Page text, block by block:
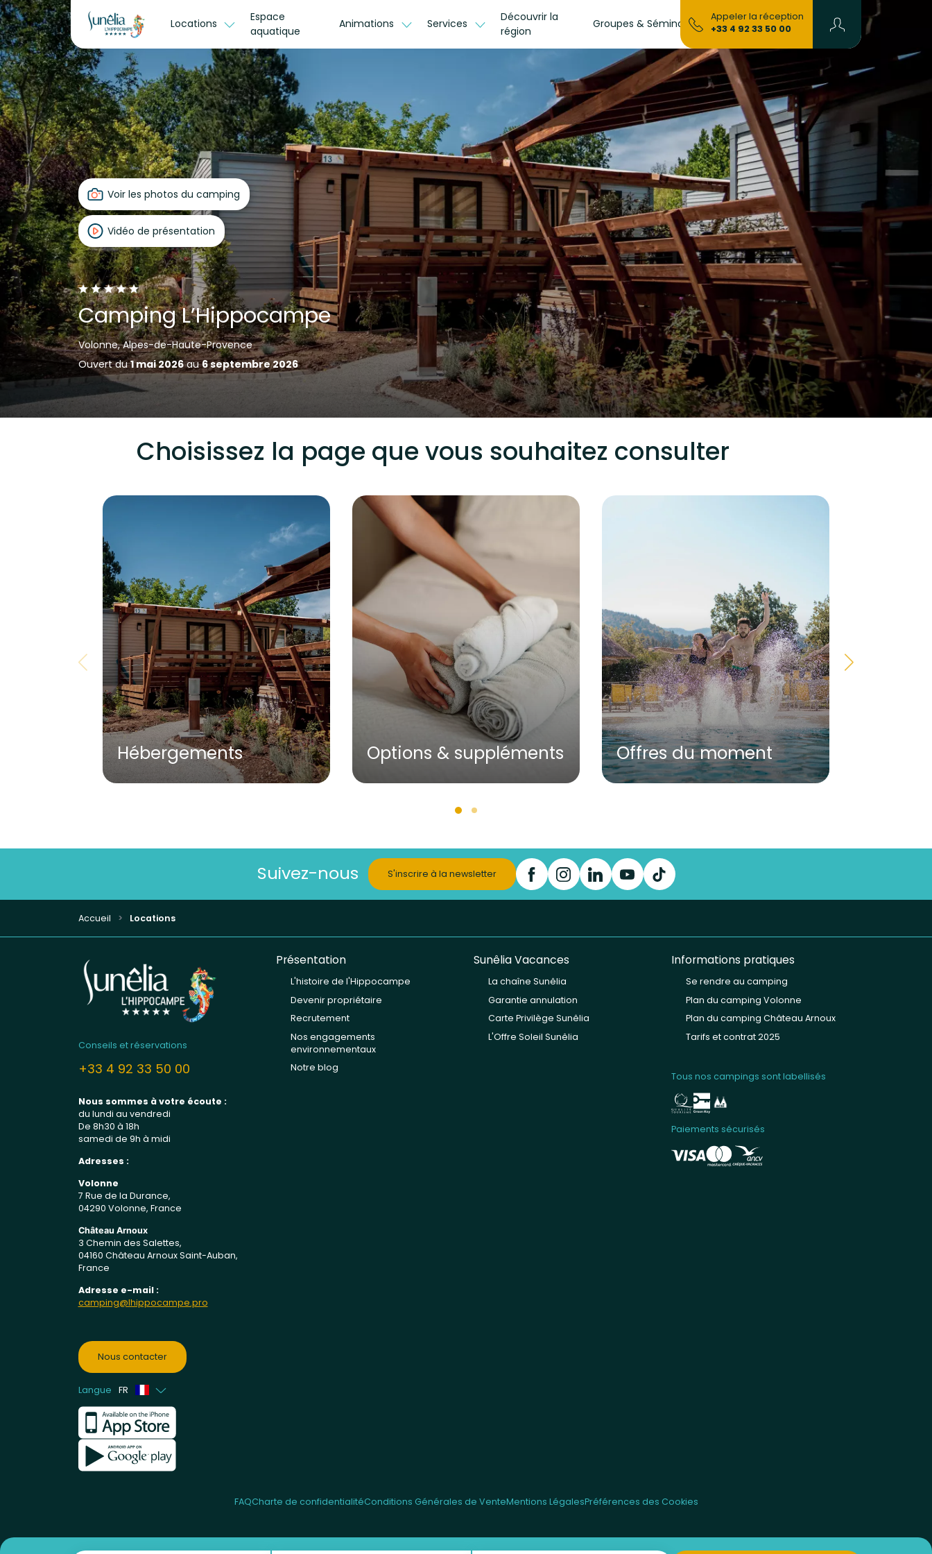
Locations
Espace
aquatique
Animations Services
Découvrir la
région
Groupes & Séminaires
Devenir
Propriétaire
Blog
Appeler la réception
+33 4 92 33 50 00
Voir les photos du camping
Vidéo de présentation
Camping L’Hippocampe
Volonne, Alpes-de-Haute-Provence
Ouvert du1 mai 2026au6 septembre 2026
Choisissez la page que vous souhaitez consulter
Hébergements Options & suppléments Offres du moment
Suivez-nous S'inscrire à la newsletter
Accueil Locations
Conseils et réservations
+33 4 92 33 50 00
Nous sommes à votre écoute :
du lundi au vendredi
De 8h30 à 18h
samedi de 9h à midi
Adresses :
Volonne
7 Rue de la Durance,
04290 Volonne, France
Château Arnoux
3 Chemin des Salettes,
04160 Château Arnoux Saint-Auban,
France
Adresse e-mail :
camping@lhippocampe.pro
Nous contacter
Langue FR
Anglais
Néerlandais
Présentation
L'histoire de l'Hippocampe
Devenir propriétaire
Recrutement
Nos engagements
environnementaux
Notre blog
Sunêlia Vacances
La chaîne Sunêlia
Garantie annulation
Carte Privilège Sunêlia
L'Offre Soleil Sunêlia
Informations pratiques
Se rendre au camping
Plan du camping Volonne
Plan du camping Château Arnoux
Tarifs et contrat 2025
Tous nos campings sont labellisés
Paiements sécurisés
FAQCharte de confidentialitéConditions Générales de VenteMentions LégalesPréférences des Cookies